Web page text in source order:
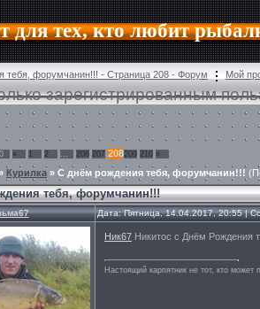
для тех, кто любит
тебя, форумчанин!!! - Страница 208 - Форум Мой
зарегистрированным
« 1 2 … 206 207 208209 210 »
Курилка » С днём рождения тебя, форумчанин!!!
тебя, форумчанин!!!
Дата: Пятница, 14.04.2017, 20:55 |
Ник67 Никитос с Днём Рождения
Настоящий карпятник не тот, кто